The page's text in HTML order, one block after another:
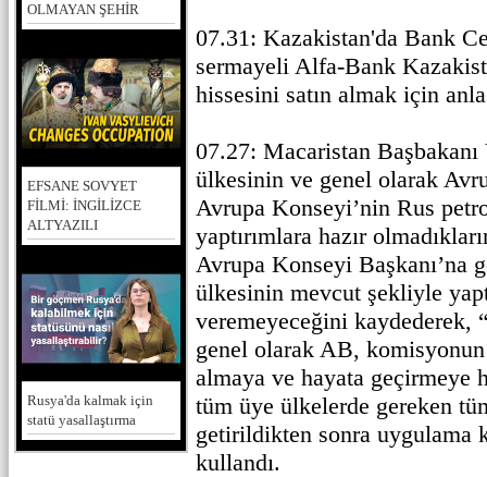
OLMAYAN ŞEHİR
EFSANE SOVYET
FİLMİ: İNGİLİZCE
ALTYAZILI
Rusya'da kalmak için
statü yasallaştırma
07.31: Kazakistan'da Bank
sermayeli Alfa-Bank
hissesini satın almak için
07.27: Macaristan
ülkesinin ve genel olarak
Avrupa Konseyi’nin Rus
yaptırımlara hazır
Avrupa Konseyi Başkanı’na
ülkesinin mevcut şekliyle
veremeyeceğini kaydederek,
genel olarak AB,
almaya ve hayata geçirmeye
tüm üye ülkelerde gereken
getirildikten sonra uygulama
kullandı.